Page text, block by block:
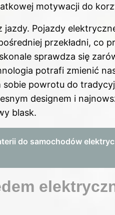
motywacji do
jazdy. Pojazdy
przekładni, co
sprawdza się
potrafi zmienić
powrotu do
designem i
blask.
do samochodów